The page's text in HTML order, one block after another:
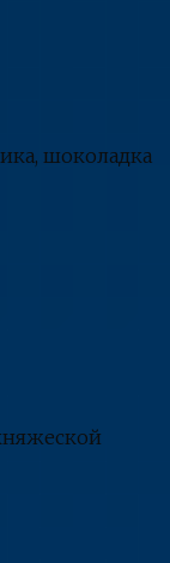
шоколадка